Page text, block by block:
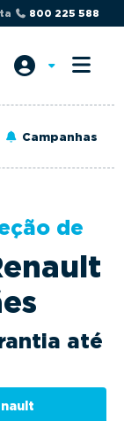
800 225 588
Campanhas
de
até